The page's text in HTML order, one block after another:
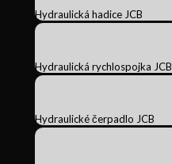
Hydraulická hadice JCB
Hydraulická rychlospojka JCB
Hydraulické čerpadlo JCB